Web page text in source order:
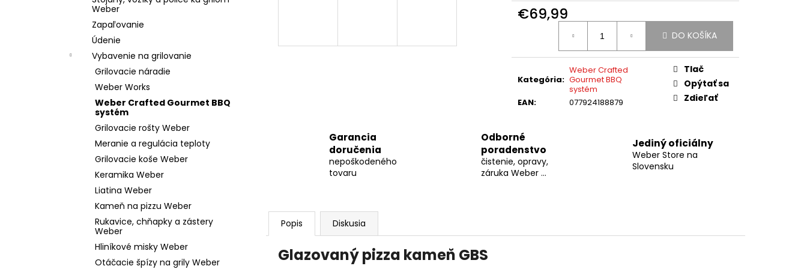
Weber
Zapaľovanie
Údenie
Vybavenie na grilovanie
Grilovacie náradie
Weber Works
Weber Crafted Gourmet BBQ
systém
Grilovacie rošty Weber
Meranie a regulácia teploty
Grilovacie koše Weber
Keramika Weber
Liatina Weber
Kameň na pizzu Weber
Rukavice, chňapky a zástery
Weber
Hliníkové misky Weber
Otáčacie špízy na grily Weber
€69,99
Jednotková
DO KOŠÍKA
Kategória:
Weber Crafted
Gourmet BBQ
systém
EAN: 077924188879
Tlač
Opýtať sa
Zdieľať
Garancia
doručenia
nepoškodeného
tovaru
Odborné
poradenstvo
čistenie, opravy,
záruka Weber ...
Jediný oficiálny
Weber Store na
Slovensku
Popis Diskusia
Glazovaný pizza kameň GBS
WEBER GO-ANYWHERE PRENOSNÝ GRIL
NA UHLIE
€119,99
DARČEKOVÁ POUKÁŽKA NA
GRILLAKADÉMIU